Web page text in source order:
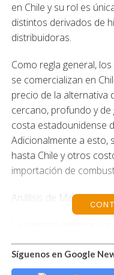
en Chile y su rol es
distintos derivados de
distribuidoras.
Como regla general,
se comercializan en
precio de la alternativa
cercano, profundo y de
costa estadounidense
Adicionalmente a esto,
hasta Chile y otros
importación de
Análisis de Mercado
cual los precios del
medio de las señales
entre Estados Unidos y
Síguenos en Google